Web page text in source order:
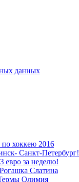
данных
хоккею 2016
Санкт-Петербург!
евро за неделю!
Слатина
Олимия